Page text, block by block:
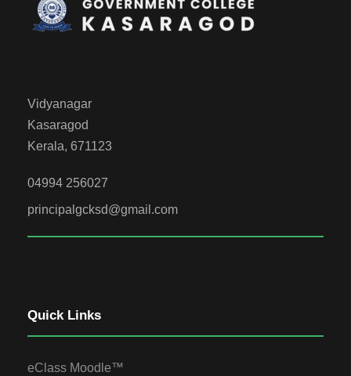
Vidyanagar
Kasaragod
Kerala, 671123
04994 256027
principalgcksd@gmail.com
Quick Links
eClass Moodle™